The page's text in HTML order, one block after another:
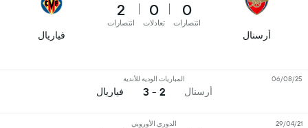
أرسنال
0
انتصارات
0
تعادلات
2
انتصارات
فياريال
أرسنال
المباريات الودية للأندية
2 - 3 فياريال
06/08/25
الدوري الأوروبي 29/04/21